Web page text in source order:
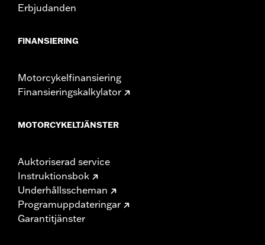
Erbjudanden
FINANSIERING
Motorcykelfinansiering
Finansieringskalkylator
MOTORCYKELTJÄNSTER
Auktoriserad service
Instruktionsbok
Underhållsscheman
Programuppdateringar
Garantitjänster